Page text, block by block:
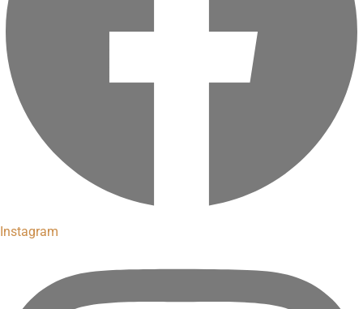
Instagram